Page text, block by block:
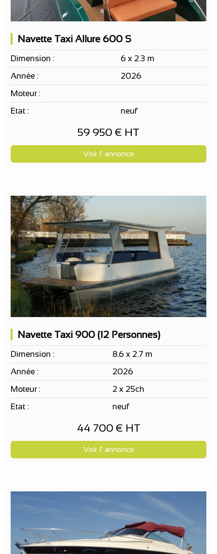
Navette Taxi Allure 600 S
Dimension :
6 x 2.3 m
Année :
2026
Moteur :
Etat :
neuf
59 950 € HT
Voir l' annonce
Navette Taxi 900 (12 Personnes)
Dimension :
8.6 x 2.7 m
Année :
2026
Moteur :
2 x 25ch
Etat :
neuf
44 700 € HT
Voir l' annonce